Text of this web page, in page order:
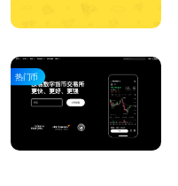
热门币